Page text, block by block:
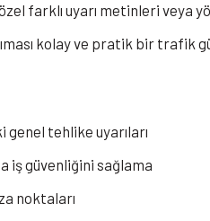
farklı uyarı metinleri
kolay ve pratik bir trafik
genel tehlike uyarıları
iş güvenliğini sağlama
noktaları